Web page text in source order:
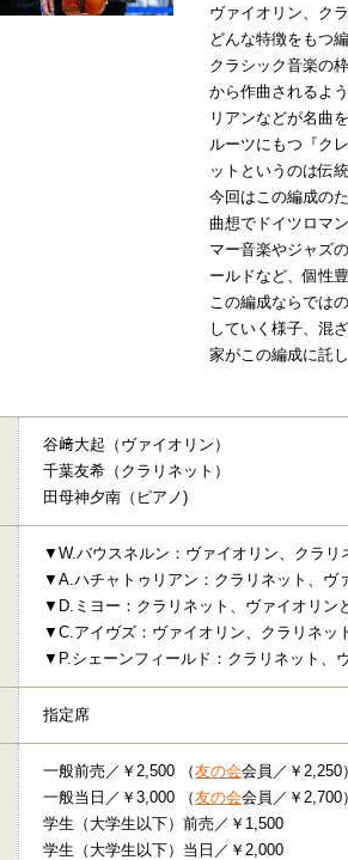
ヴァイオリン、ク
どんな特徴をもつ
クラシック音楽の
から作曲されるよ
リアンなどが名曲
ルーツにもつ『ク
ットというのは伝
今回はこの編成の
曲想でドイツロマ
マー音楽やジャズ
ールドなど、個性
この編成ならでは
していく様子、混
家がこの編成に託
谷﨑大起（ヴァイオリン）
千葉友希（クラリネット）
田母神夕南（ピアノ)
▼W.バウスネルン：ヴァイオリン、クラリ
▼A.ハチャトゥリアン：クラリネット、ヴ
▼D.ミヨー：クラリネット、ヴァイオリン
▼C.アイヴズ：ヴァイオリン、クラリネッ
▼P.シェーンフィールド：クラリネット、
指定席
一般前売／￥2,500 （友の会会員／￥2,250
一般当日／￥3,000 （友の会会員／￥2,700
学生（大学生以下）前売／￥1,500
学生（大学生以下）当日／￥2,000